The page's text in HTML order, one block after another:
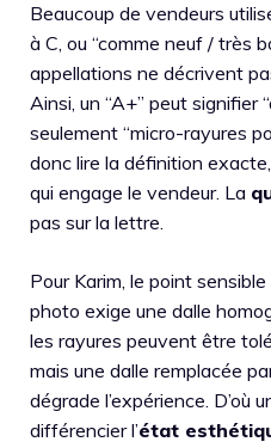
Beaucoup de vendeurs
à C, ou “comme neuf / très
appellations ne décrivent
Ainsi, un “A+” peut signifier
seulement “micro-rayures
donc lire la définition
qui engage le vendeur. La
pas sur la lettre.
Pour Karim, le point
photo exige une dalle
les rayures peuvent être
mais une dalle remplacée
dégrade l’expérience. D’où
différencier l’état